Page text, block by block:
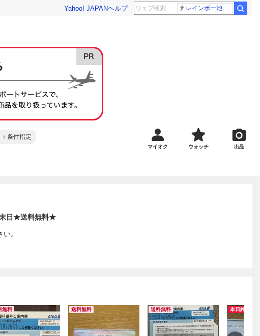
Yahoo! JAPANヘルプ レインボー池田 佐藤佳奈アナ
＋条件指定
マイオク ウォッチ 出品
末日★送料無料★
。
無料 送料無料 送料無料 本日終了